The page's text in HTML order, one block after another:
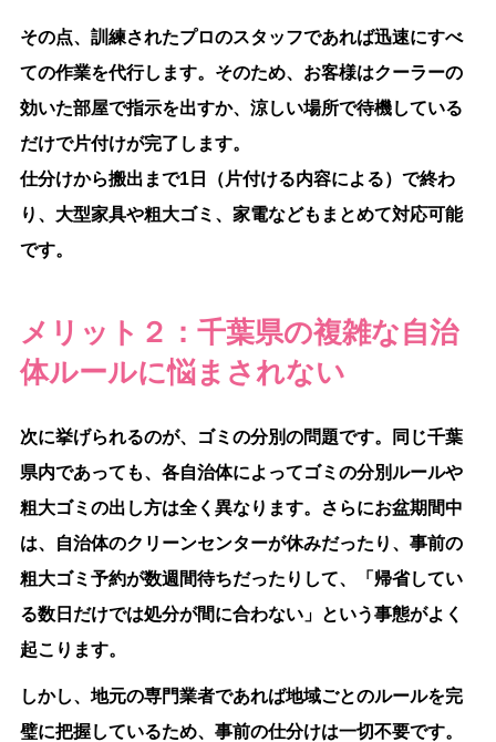
その点、訓練されたプロのスタッフであれば迅速にすべ
ての作業を代行します。そのため、お客様はクーラーの
効いた部屋で指示を出すか、涼しい場所で待機している
だけで片付けが完了します。
仕分けから搬出まで1日（片付ける内容による）で終わ
り、大型家具や粗大ゴミ、家電などもまとめて対応可能
です。
メリット２：千葉県の複雑な自治
体ルールに悩まされない
次に挙げられるのが、ゴミの分別の問題です。同じ千葉
県内であっても、各自治体によってゴミの分別ルールや
粗大ゴミの出し方は全く異なります。さらにお盆期間中
は、自治体のクリーンセンターが休みだったり、事前の
粗大ゴミ予約が数週間待ちだったりして、「帰省してい
る数日だけでは処分が間に合わない」という事態がよく
起こります。
しかし、地元の専門業者であれば地域ごとのルールを完
璧に把握しているため、事前の仕分けは一切不要です。